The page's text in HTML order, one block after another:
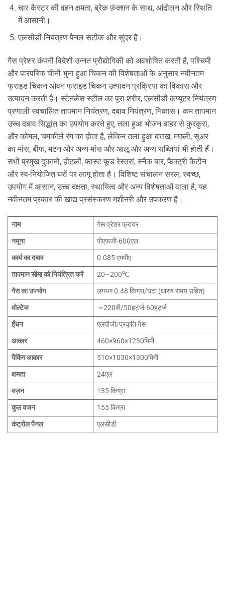
चार कैस्टर की वहन क्षमता, ब्रेक फ़ंक्शन के साथ, आंदोलन और स्थिति
में आसानी।
एलसीडी नियंत्रण पैनल सटीक और सुंदर है।
गैस प्रेशर कंपनी विदेशी उन्नत प्रौद्योगिकी को अवशोषित करती है, पश्चिमी
और पारंपरिक चीनी भुना हुआ चिकन की विशेषताओं के अनुसार नवीनतम
फ्राइड चिकन ओवन फ्राइड चिकन उत्पादन प्रक्रिया का विकास और
उत्पादन करती है। स्टेनलेस स्टील का पूरा शरीर, एलसीडी कंप्यूटर नियंत्रण
प्रणाली स्वचालित तापमान नियंत्रण, दबाव नियंत्रण, निकास। कम तापमान
उच्च दबाव सिद्धांत का उपयोग करते हुए, तला हुआ भोजन बाहर से कुरकुरा,
और कोमल, चमकीले रंग का होता है, लेकिन तला हुआ बत्तख, मछली, सूअर
का मांस, बीफ, मटन और अन्य मांस और आलू और अन्य सब्जियां भी होती हैं।
सभी प्रमुख दुकानों, होटलों, फास्ट फूड रेस्तरां, स्नैक बार, फैक्ट्री कैंटीन
और स्व-नियोजित घरों पर लागू होता है। विशिष्ट संचालन सरल, स्वच्छ,
उपयोग में आसान, उच्च दक्षता, स्थायित्व और अन्य विशेषताओं वाला है, यह
नवीनतम प्रकार की खाद्य प्रसंस्करण मशीनरी और उपकरण है।
नाम
गैस प्रेशर फ्रायर
नमूना
पीएफजी-600एल
कार्य का दबाव
0.085 एमपीए
तापमान सीमा को नियंत्रित करें
20~200℃
गैस का उपभोग
लगभग 0.48 किग्रा/घंटा (धारण समय सहित)
वोल्टेज
~220वी/50हर्ट्ज-60हर्ट्ज
ईंधन
एलपीजी/प्रकृति गैस
आकार
460×960×1230मिमी
पैकिंग आकार
510×1030×1300मिमी
क्षमता
24एल
वज़न
135 किग्रा
कुल वजन
155 किग्रा
कंट्रोल पैनल
एलसीडी